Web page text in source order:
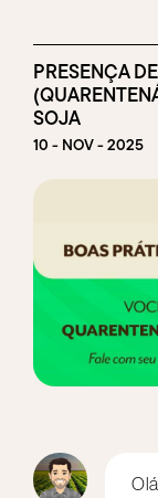
PRESENÇA
SOJA
10 - NOV - 2025